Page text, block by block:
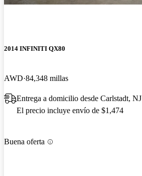
2014 INFINITI QX80
AWD 84,348 millas
Entrega a domicilio desde Carlstadt, NJ
El precio incluye envío de $1,474
Buena oferta